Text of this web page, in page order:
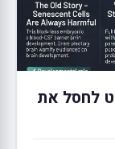
לחסל את